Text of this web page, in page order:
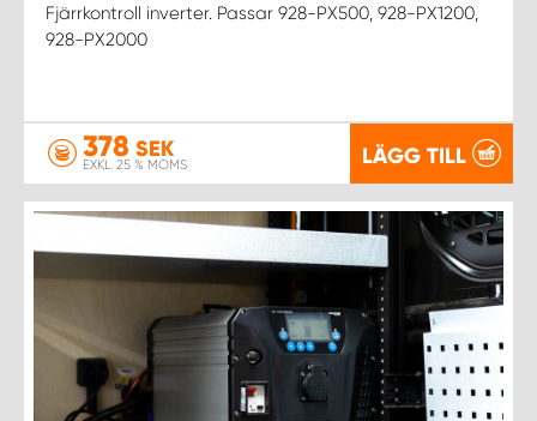
Fjärrkontroll inverter. Passar 928-PX500, 928-PX1200,
928-PX2000
378 SEK
EXKL. 25 % MOMS LÄGG TILL